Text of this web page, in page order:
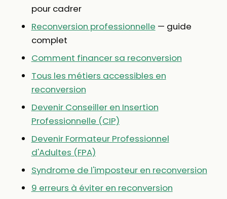
pour cadrer
Reconversion professionnelle — guide
complet
Comment financer sa reconversion
Tous les métiers accessibles en
reconversion
Devenir Conseiller en Insertion
Professionnelle (CIP)
Devenir Formateur Professionnel
d'Adultes (FPA)
Syndrome de l'imposteur en reconversion
9 erreurs à éviter en reconversion